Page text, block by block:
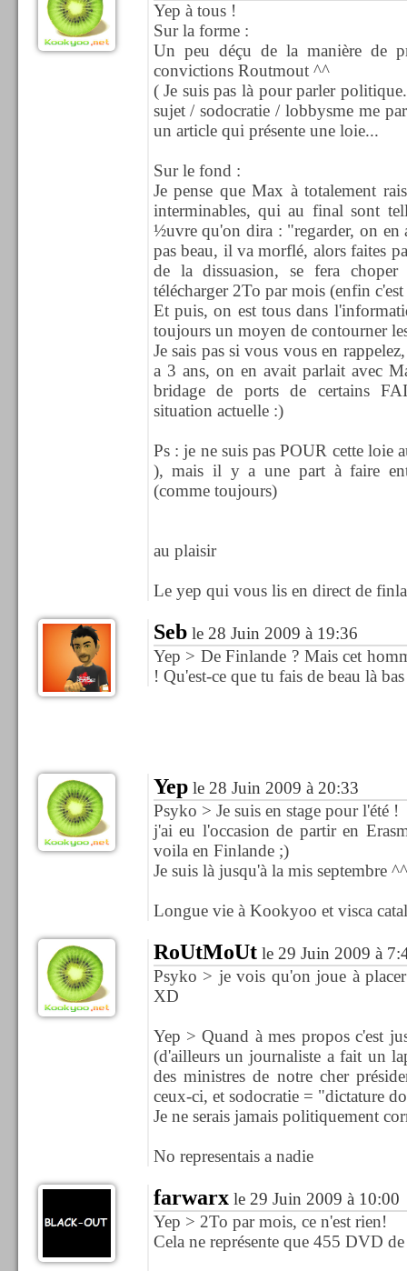
Yep à tous !
Sur la forme :
Un peu déçu de la manière de
convictions Routmout ^^
( Je suis pas là pour parler
sujet / sodocratie / lobbysme me
un article qui présente une loie...
Sur le fond :
Je pense que Max à totalement
interminables, qui au final sont
½uvre qu'on dira : "regarder, on
pas beau, il va morflé, alors faites
de la dissuasion, se fera
télécharger 2To par mois (enfin
Et puis, on est tous dans
toujours un moyen de contourner
Je sais pas si vous vous en
a 3 ans, on en avait parlait avec
bridage de ports de certains
situation actuelle :)
Ps : je ne suis pas POUR cette loie
), mais il y a une part à faire
(comme toujours)
au plaisir
Le yep qui vous lis en direct de
Seble 28 Juin 2009 à 19:36
Yep > De Finlande ? Mais cet
! Qu'est-ce que tu fais de beau là bas
Yeple 28 Juin 2009 à 20:33
Psyko > Je suis en stage pour l'été !
j'ai eu l'occasion de partir en
voila en Finlande ;)
Je suis là jusqu'à la mis septembre ^^
Longue vie à Kookyoo et visca
RoUtMoUtle 29 Juin 2009 à
Psyko > je vois qu'on joue à
XD
Yep > Quand à mes propos c'est
(d'ailleurs un journaliste a fait un
des ministres de notre cher
ceux-ci, et sodocratie = "dictature
Je ne serais jamais politiquement
No representais a nadie
farwarxle 29 Juin 2009 à 10:00
Yep > 2To par mois, ce n'est rien!
Cela ne représente que 455 DVD